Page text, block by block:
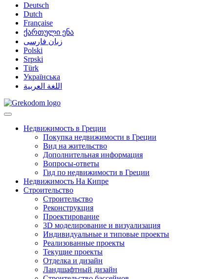
Deutsch
Dutch
Française
ქართული ენა
زبان فارسی
Polski
Srpski
Türk
Українська
اللغة العربية
Недвижимость в Греции
Покупка недвижимости в Греции
Вид на жительство
Дополнительная информация
Вопросы-ответы
Гид по недвижимости в Греции
Недвижимость На Кипре
Строительство
Строительство
Реконструкция
Проектирование
3D моделирование и визуализация
Индивидуальные и типовые проекты
Реализованные проекты
Текущие проекты
Отделка и дизайн
Ландшафтный дизайн